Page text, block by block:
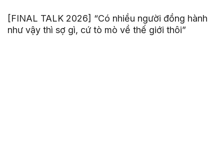
[FINAL TALK 2026] “Có nhiều người đồng hành
như vậy thì sợ gì, cứ tò mò về thế giới thôi”